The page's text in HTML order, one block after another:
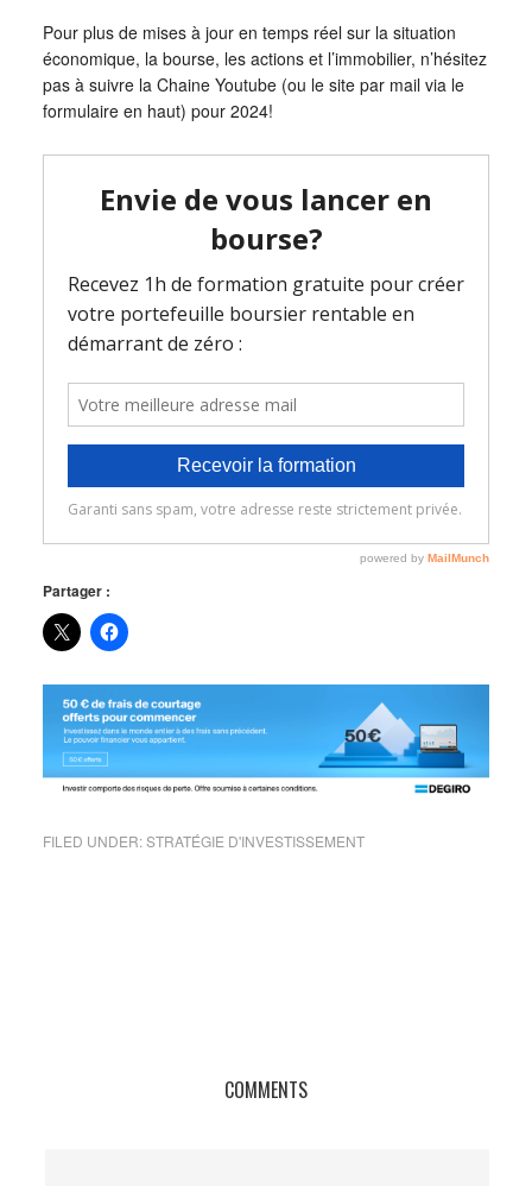
Pour plus de mises à jour en temps réel sur la situation
économique, la bourse, les actions et l’immobilier, n’hésitez
pas à suivre la Chaine Youtube (ou le site par mail via le
formulaire en haut) pour 2024!
Partager :
FILED UNDER:STRATÉGIE D'INVESTISSEMENT
COMMENTS